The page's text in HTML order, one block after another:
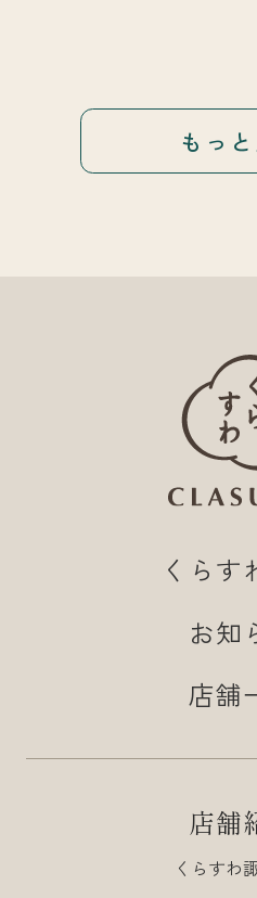
もっ
くらす
お知
店舗
店舗
くらすわ